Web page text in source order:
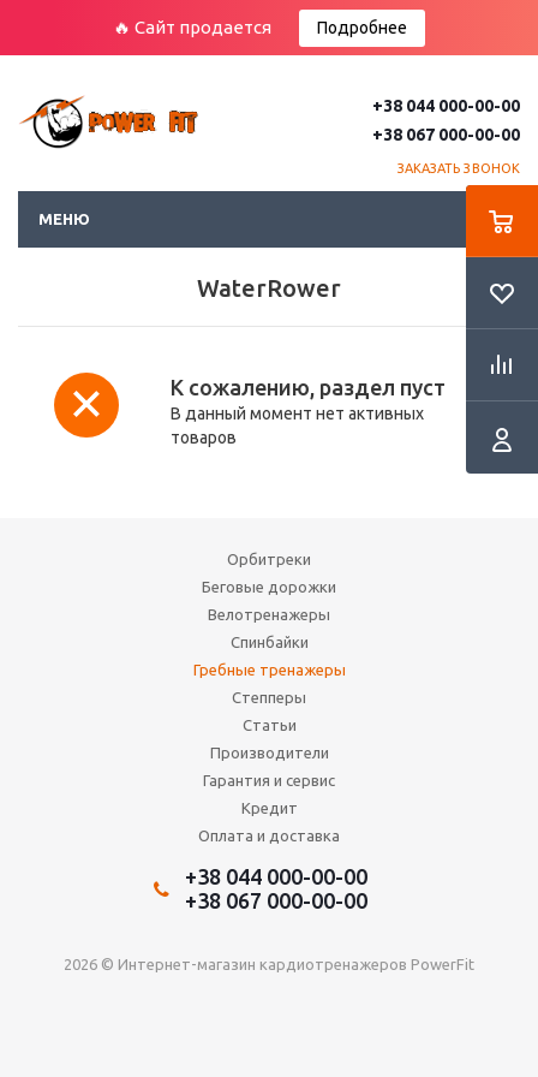
🔥 Сайт продается Подробнее
+38 044 000-00-00
+38 067 000-00-00
ЗАКАЗАТЬ ЗВОНОК
МЕНЮ
WaterRower
К сожалению, раздел пуст
В данный момент нет активных
товаров
Орбитреки
Беговые дорожки
Велотренажеры
Спинбайки
Гребные тренажеры
Степперы
Статьи
Производители
Гарантия и сервис
Кредит
Оплата и доставка
+38 044 000-00-00
+38 067 000-00-00
2026 © Интернет-магазин кардиотренажеров PowerFit